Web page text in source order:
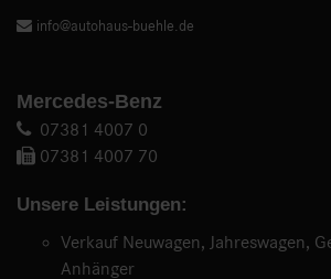
info@autohaus-buehle.de
Mercedes-Benz
07381 4007 0
07381 4007 70
Unsere Leistungen:
Verkauf Neuwagen, Jahreswagen,
Anhänger